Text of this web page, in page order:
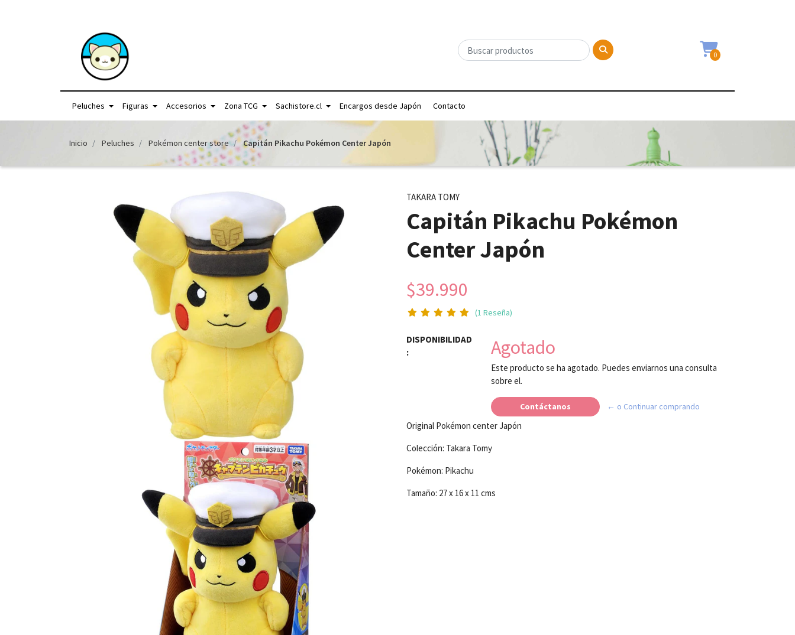
0
Peluches Figuras Accesorios Zona TCG Sachistore.cl Encargos desde Japón Contacto
Inicio Peluches Pokémon center store Capitán Pikachu Pokémon Center Japón
TAKARA TOMY
Capitán Pikachu Pokémon
Center Japón
$39.990
(1 Reseña)
DISPONIBILIDAD
:
Agotado
Este producto se ha agotado. Puedes enviarnos una consulta
sobre el.
Contáctanos ← o Continuar comprando
Original Pokémon center Japón
Colección: Takara Tomy
Pokémon: Pikachu
Tamaño: 27 x 16 x 11 cms